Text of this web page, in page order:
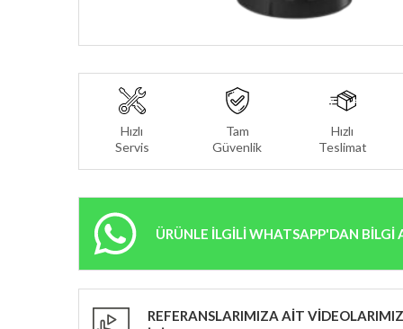
Hızlı
Servis
Tam
Güvenlik
Hızlı
Teslimat
ÜRÜNLE İLGİLİ WHATSAPP'DAN BİLGİ
REFERANSLARIMIZA AİT